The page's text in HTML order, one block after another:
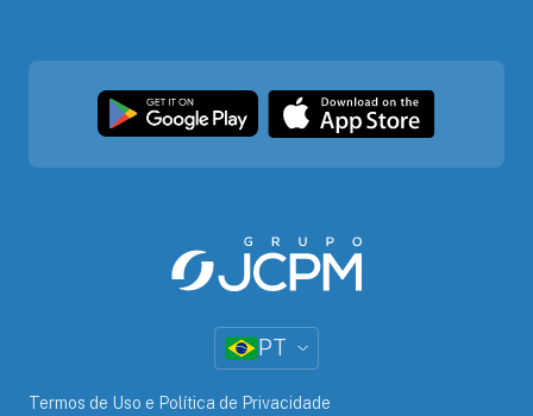
PT
Termos de Uso e Política de Privacidade